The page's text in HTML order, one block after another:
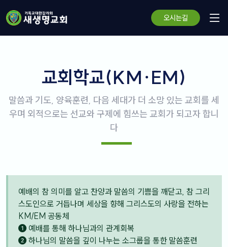
오시는길
교회학교(KM·EM)
말씀과 기도, 양육훈련, 다음 세대가 더 소망 있는 교회를 세
우며 외적으로는 선교와 구제에 힘쓰는 교회가 되고자 합니
다
예배의 참 의미를 알고 찬양과 말씀의 기쁨을 깨닫고, 참 그리
스도인으로 거듭나며 세상을 향해 그리스도의 사랑을 전하는
KM/EM 공동체
예배를 통해 하나님과의 관계회복
하나님의 말씀을 깊이 나누는 소그룹을 통한 말씀훈련